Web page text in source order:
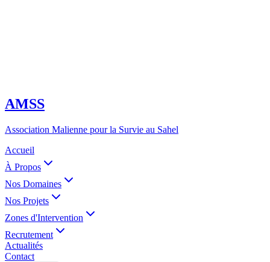
AMSS
Association Malienne pour la Survie au Sahel
Accueil
À Propos
Nos Domaines
Nos Projets
Zones d'Intervention
Recrutement
Actualités
Contact